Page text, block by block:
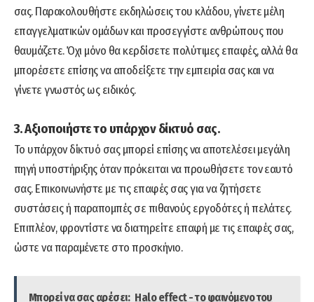
σας. Παρακολουθήστε εκδηλώσεις του κλάδου, γίνετε μέλη
επαγγελματικών ομάδων και προσεγγίστε ανθρώπους που
θαυμάζετε. Όχι μόνο θα κερδίσετε πολύτιμες επαφές, αλλά θα
μπορέσετε επίσης να αποδείξετε την εμπειρία σας και να
γίνετε γνωστός ως ειδικός.
3. Αξιοποιήστε το υπάρχον δίκτυό σας.
Το υπάρχον δίκτυό σας μπορεί επίσης να αποτελέσει μεγάλη
πηγή υποστήριξης όταν πρόκειται να προωθήσετε τον εαυτό
σας. Επικοινωνήστε με τις επαφές σας για να ζητήσετε
συστάσεις ή παραπομπές σε πιθανούς εργοδότες ή πελάτες.
Επιπλέον, φροντίστε να διατηρείτε επαφή με τις επαφές σας,
ώστε να παραμένετε στο προσκήνιο.
Μπορεί να σας αρέσει: Halo effect - το φαινόμενο του